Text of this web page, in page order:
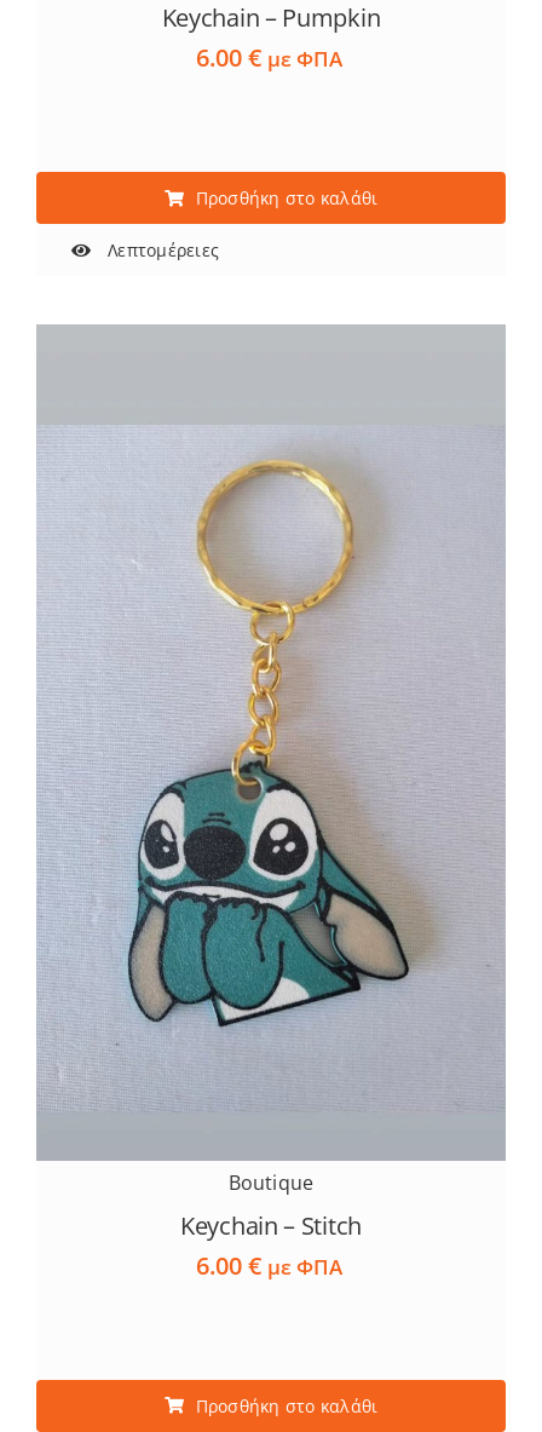
Keychain – Pumpkin
6.00€ με ΦΠΑ
Προσθήκη στο καλάθι
Λεπτομέρειες
Boutique
Keychain – Stitch
6.00€ με ΦΠΑ
Προσθήκη στο καλάθι